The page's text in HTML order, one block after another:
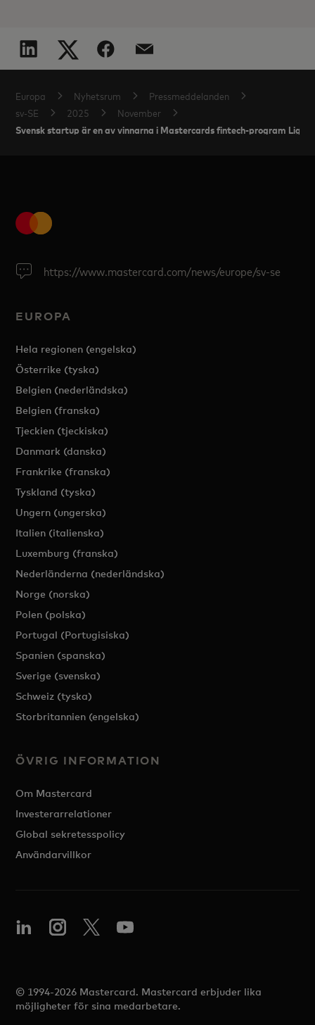
Europa Nyhetsrum
Pressmeddelanden
sv-SE
2025 November
Svensk startup är en av vinnarna i Mastercards fintech-program
https://www.mastercard.com/news/europe/sv-se
EUROPA
Hela regionen (engelska)
Österrike (tyska)
Belgien (nederländska)
Belgien (franska)
Tjeckien (tjeckiska)
Danmark (danska)
Frankrike (franska)
Tyskland (tyska)
Ungern (ungerska)
Italien (italienska)
Luxemburg (franska)
Nederländerna (nederländska)
Norge (norska)
Polen (polska)
Portugal (Portugisiska)
Spanien (spanska)
Sverige (svenska)
Schweiz (tyska)
Storbritannien (engelska)
ÖVRIG INFORMATION
Om Mastercard
Investerarrelationer
Global sekretesspolicy
Användarvillkor
© 1994-2026 Mastercard. Mastercard erbjuder lika
möjligheter för sina medarbetare.